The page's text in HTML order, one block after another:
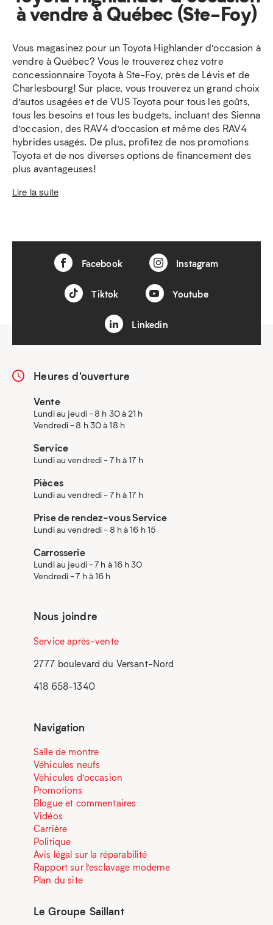
à vendre à Québec (Ste-Foy)
Vous magasinez pour un Toyota Highlander d’occasion à
vendre à Québec? Vous le trouverez chez votre
concessionnaire Toyota à Ste-Foy, près de Lévis et de
Charlesbourg! Sur place, vous trouverez un grand choix
d’autos usagées et de VUS Toyota pour tous les goûts,
tous les besoins et tous les budgets, incluant des Sienna
d’occasion, des RAV4 d’occasion et même des RAV4
hybrides usagés. De plus, profitez de nos promotions
Toyota et de nos diverses options de financement des
plus avantageuses!
Lire la suite
Facebook Instagram
Tiktok Youtube
Linkedin
Heures d'ouverture
Vente
Lundi au jeudi - 8 h 30 à 21 h
Vendredi - 8 h 30 à 18 h
Service
Lundi au vendredi - 7 h à 17 h
Pièces
Lundi au vendredi - 7 h à 17 h
Prise de rendez-vous Service
Lundi au vendredi - 8 h à 16 h 15
Carrosserie
Lundi au jeudi - 7 h à 16 h 30
Vendredi - 7 h à 16 h
Nous joindre
Service après-vente
2777 boulevard du Versant-Nord
418 658-1340
Navigation
Salle de montre
Véhicules neufs
Véhicules d’occasion
Promotions
Blogue et commentaires
Vidéos
Carrière
Politique
Avis légal sur la réparabilité
Rapport sur l’esclavage moderne
Plan du site
Le Groupe Saillant